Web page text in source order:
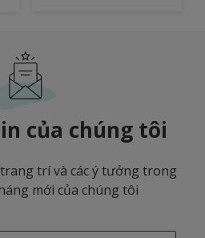
của chúng tôi
trí và các ý tưởng trong
mới của chúng tôi